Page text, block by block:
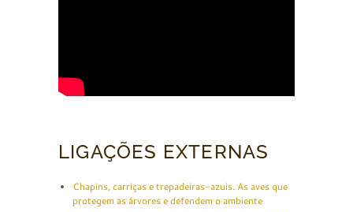
LIGAÇÕES EXTERNAS
Chapins, carriças e trepadeiras-azuis. As aves que
protegem as árvores e defendem o ambiente